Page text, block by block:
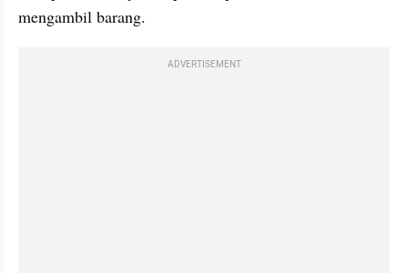
mengambil barang.
ADVERTISEMENT